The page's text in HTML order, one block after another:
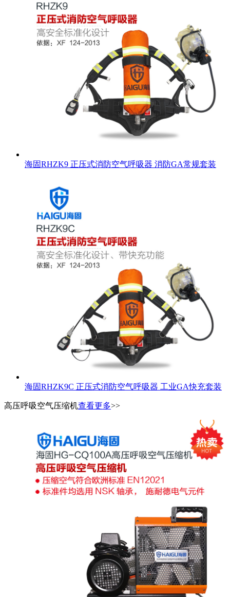
海固RHZK9 正压式消防空气呼吸器 消防GA常规套装
海固RHZK9C 正压式消防空气呼吸器 工业GA快充套装
高压呼吸空气压缩机查看更多>>